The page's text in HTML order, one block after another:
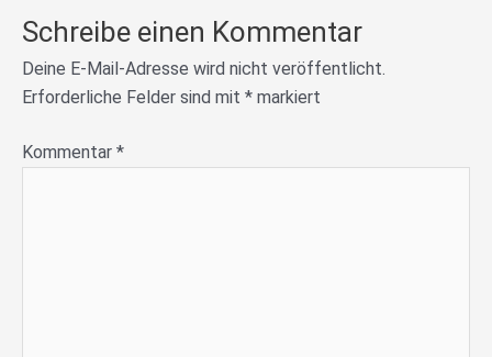
Schreibe einen Kommentar
Deine E-Mail-Adresse wird nicht veröffentlicht.
Erforderliche Felder sind mit * markiert
Kommentar *